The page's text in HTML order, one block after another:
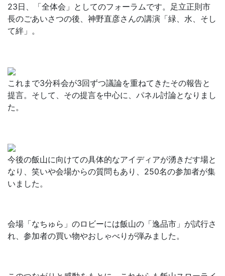
23日、「全体会」としてのフォーラムです。足立正則市
長のごあいさつの後、神野直彦さんの講演「緑、水、そし
て絆」。
これまで3分科会が3回ずつ議論を重ねてきたその報告と
提言。そして、その提言を中心に、パネル討論となりまし
た。
今後の飯山に向けての具体的なアイディアが湧きだす場と
なり、笑いや会場からの質問もあり、250名の参加者が集
いました。
会場「なちゅら」のロビーには飯山の「逸品市」が試行さ
れ、参加者の買い物やおしゃべりが弾みました。